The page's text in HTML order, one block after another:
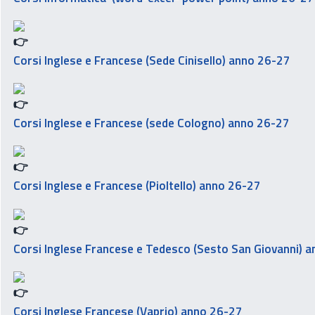
Corsi Inglese e Francese (Sede Cinisello) anno 26-27
Corsi Inglese e Francese (sede Cologno) anno 26-27
Corsi Inglese e Francese (Pioltello) anno 26-27
Corsi Inglese Francese e Tedesco (Sesto San Giovanni)
Corsi Inglese Francese (Vaprio) anno 26-27